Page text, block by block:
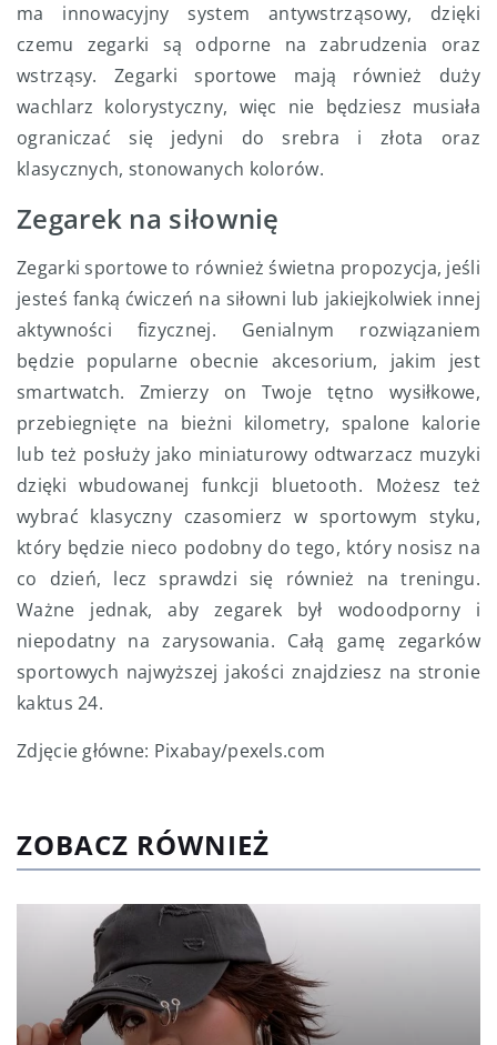
ma innowacyjny system antywstrząsowy, dzięki
czemu zegarki są odporne na zabrudzenia oraz
wstrząsy. Zegarki sportowe mają również duży
wachlarz kolorystyczny, więc nie będziesz musiała
ograniczać się jedyni do srebra i złota oraz
klasycznych, stonowanych kolorów.
Zegarek na siłownię
Zegarki sportowe to również świetna propozycja, jeśli
jesteś fanką ćwiczeń na siłowni lub jakiejkolwiek innej
aktywności fizycznej. Genialnym rozwiązaniem
będzie popularne obecnie akcesorium, jakim jest
smartwatch. Zmierzy on Twoje tętno wysiłkowe,
przebiegnięte na bieżni kilometry, spalone kalorie
lub też posłuży jako miniaturowy odtwarzacz muzyki
dzięki wbudowanej funkcji bluetooth. Możesz też
wybrać klasyczny czasomierz w sportowym styku,
który będzie nieco podobny do tego, który nosisz na
co dzień, lecz sprawdzi się również na treningu.
Ważne jednak, aby zegarek był wodoodporny i
niepodatny na zarysowania. Całą gamę zegarków
sportowych najwyższej jakości znajdziesz na stronie
kaktus 24.
Zdjęcie główne: Pixabay/pexels.com
ZOBACZ RÓWNIEŻ